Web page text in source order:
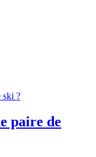
paire de